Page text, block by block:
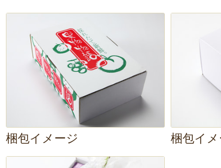
せん！剥かずに食べても十分美味
梱包イメージ 梱包イ